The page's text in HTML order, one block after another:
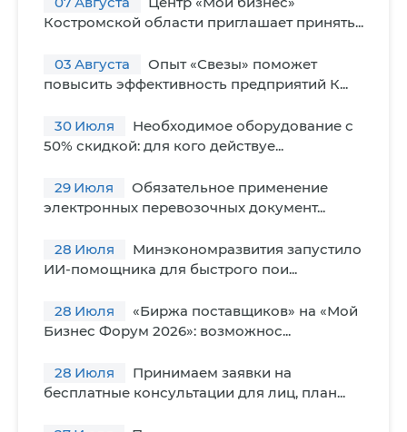
Костромской области приглашает принять...
03 Августа
Опыт «Свезы» поможет
повысить эффективность предприятий К...
30 Июля
Необходимое оборудование с
50% скидкой: для кого действуе...
29 Июля
Обязательное применение
электронных перевозочных документ...
28 Июля
Минэкономразвития запустило
ИИ-помощника для быстрого пои...
28 Июля
«Биржа поставщиков» на «Мой
Бизнес Форум 2026»: возможнос...
28 Июля
Принимаем заявки на
бесплатные консультации для лиц, план...